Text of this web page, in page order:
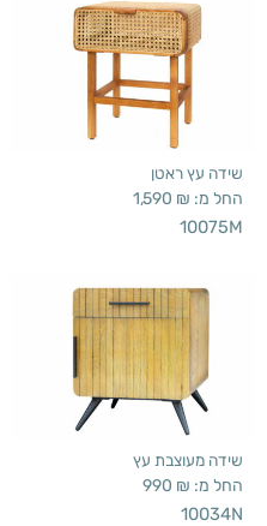
שידה עץ ראטן
החל מ: 1,590 ₪
10075M
שידה מעוצבת עץ
החל מ: 990 ₪
10034N